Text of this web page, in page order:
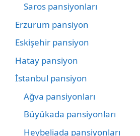
Saros pansiyonları
Erzurum pansiyon
Eskişehir pansiyon
Hatay pansiyon
İstanbul pansiyon
Ağva pansiyonları
Büyükada pansiyonları
Heybeliada pansiyonları